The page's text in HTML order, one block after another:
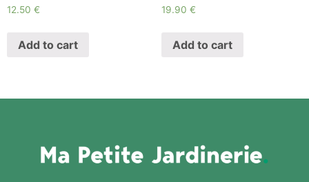
12.50 €
Add to cart
19.90 €
Add to cart